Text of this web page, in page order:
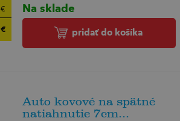
€
€
Na sklade
pridať do košíka
Auto kovové na spätné
natiahnutie 7cm...